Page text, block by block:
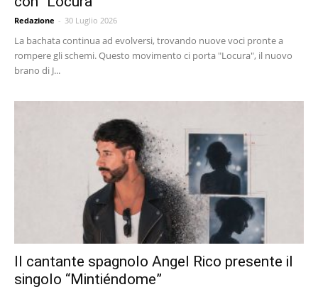
Redazione - 30 Luglio 2026
La bachata continua ad evolversi, trovando nuove voci pronte a
rompere gli schemi. Questo movimento ci porta "Locura", il nuovo
brano di J...
Il cantante spagnolo Angel Rico presente il
singolo “Mintiéndome”